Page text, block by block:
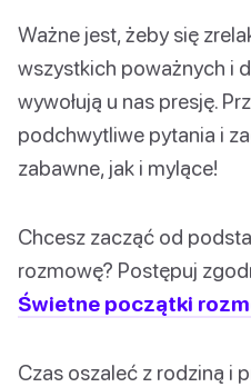
Ważne jest, żeby się
wszystkich poważnych i
wywołują u nas presję.
podchwytliwe pytania i
zabawne, jak i mylące!
Chcesz zacząć od
rozmowę? Postępuj
Świetne początki
Czas oszaleć z rodziną i